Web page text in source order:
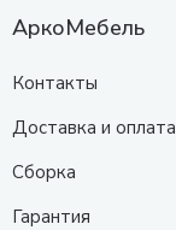
АркоМебель
Контакты
Доставка и оплата
Сборка
Гарантия